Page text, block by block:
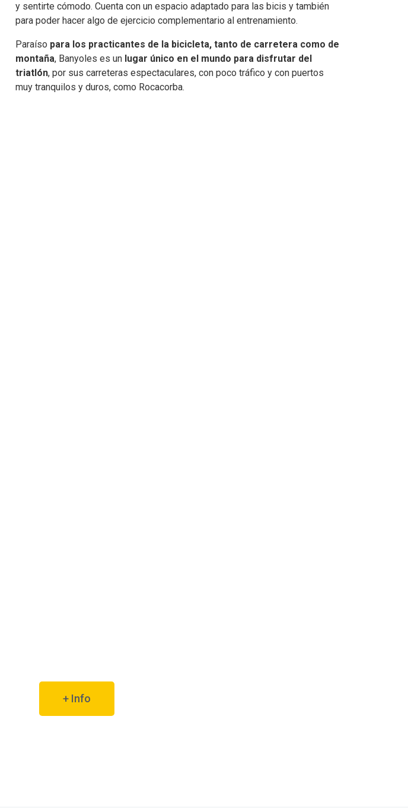
y sentirte cómodo. Cuenta con un espacio adaptado para las bicis y también
para poder hacer algo de ejercicio complementario al entrenamiento.
Paraíso para los practicantes de la bicicleta, tanto de carretera como de
montaña, Banyoles es un lugar único en el mundo para disfrutar del
triatlón, por sus carreteras espectaculares, con poco tráfico y con puertos
muy tranquilos y duros, como Rocacorba.
+ Info